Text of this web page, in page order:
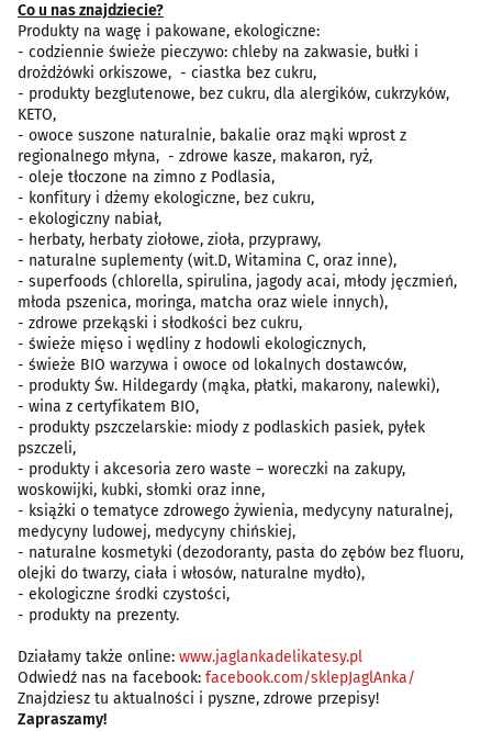
Co u nas znajdziecie?
Produkty na wagę i pakowane, ekologiczne:
- codziennie świeże pieczywo: chleby na zakwasie, bułki i
drożdżówki orkiszowe, - ciastka bez cukru,
- produkty bezglutenowe, bez cukru, dla alergików, cukrzyków,
KETO,
- owoce suszone naturalnie, bakalie oraz mąki wprost z
regionalnego młyna, - zdrowe kasze, makaron, ryż,
- oleje tłoczone na zimno z Podlasia,
- konfitury i dżemy ekologiczne, bez cukru,
- ekologiczny nabiał,
- herbaty, herbaty ziołowe, zioła, przyprawy,
- naturalne suplementy (wit.D, Witamina C, oraz inne),
- superfoods (chlorella, spirulina, jagody acai, młody jęczmień,
młoda pszenica, moringa, matcha oraz wiele innych),
- zdrowe przekąski i słodkości bez cukru,
- świeże mięso i wędliny z hodowli ekologicznych,
- świeże BIO warzywa i owoce od lokalnych dostawców,
- produkty Św. Hildegardy (mąka, płatki, makarony, nalewki),
- wina z certyfikatem BIO,
- produkty pszczelarskie: miody z podlaskich pasiek, pyłek
pszczeli,
- produkty i akcesoria zero waste – woreczki na zakupy,
woskowijki, kubki, słomki oraz inne,
- książki o tematyce zdrowego żywienia, medycyny naturalnej,
medycyny ludowej, medycyny chińskiej,
- naturalne kosmetyki (dezodoranty, pasta do zębów bez fluoru,
olejki do twarzy, ciała i włosów, naturalne mydło),
- ekologiczne środki czystości,
- produkty na prezenty.
Działamy także online: www.jaglankadelikatesy.pl
Odwiedź nas na facebook: facebook.com/sklepJaglAnka/
Znajdziesz tu aktualności i pyszne, zdrowe przepisy!
Zapraszamy!